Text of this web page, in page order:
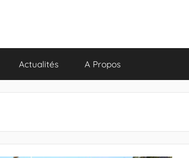
Actualités A Propos